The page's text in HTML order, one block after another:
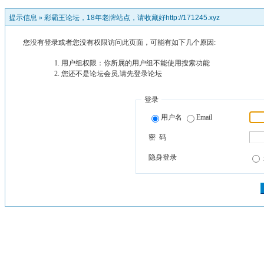
提示信息 » 彩霸王论坛，18年老牌站点，请收藏好http://171245.xyz
您没有登录或者您没有权限访问此页面，可能有如下几个原因:
用户组权限：你所属的用户组不能使用搜索功能
您还不是论坛会员,请先登录论坛
登录
用户名 Email
密 码
隐身登录